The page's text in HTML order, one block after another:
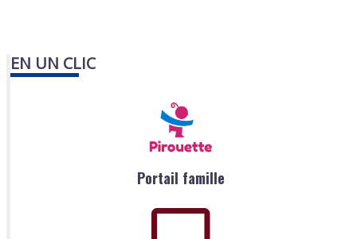
EN UN CLIC
Portail famille